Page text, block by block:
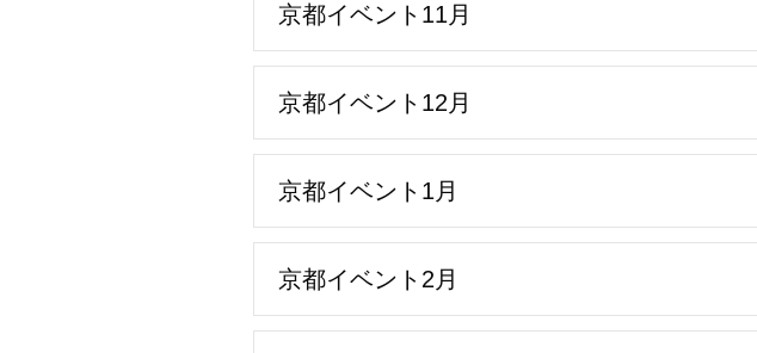
京都イベント11月
京都イベント12月
京都イベント1月
京都イベント2月